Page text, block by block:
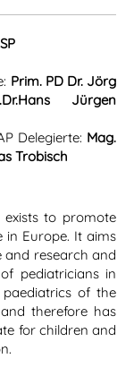
Prim. PD Dr. Jörg
Jürgen
Delegierte: Mag.
Trobisch
to promote
Europe. It aims
and research and
pediatricians in
of the
therefore has
for children and